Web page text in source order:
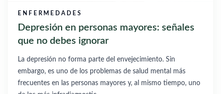
ENFERMEDADES
Depresión en personas mayores: señales
que no debes ignorar
La depresión no forma parte del envejecimiento. Sin
embargo, es uno de los problemas de salud mental más
frecuentes en las personas mayores y, al mismo tiempo, uno